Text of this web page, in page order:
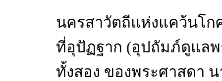
นครสาวัตถีแห่งแคว้นโก
ที่อุปัฏฐาก (อุปถัมภ์ดูแล
ทั้งสอง ของพระศาสดา